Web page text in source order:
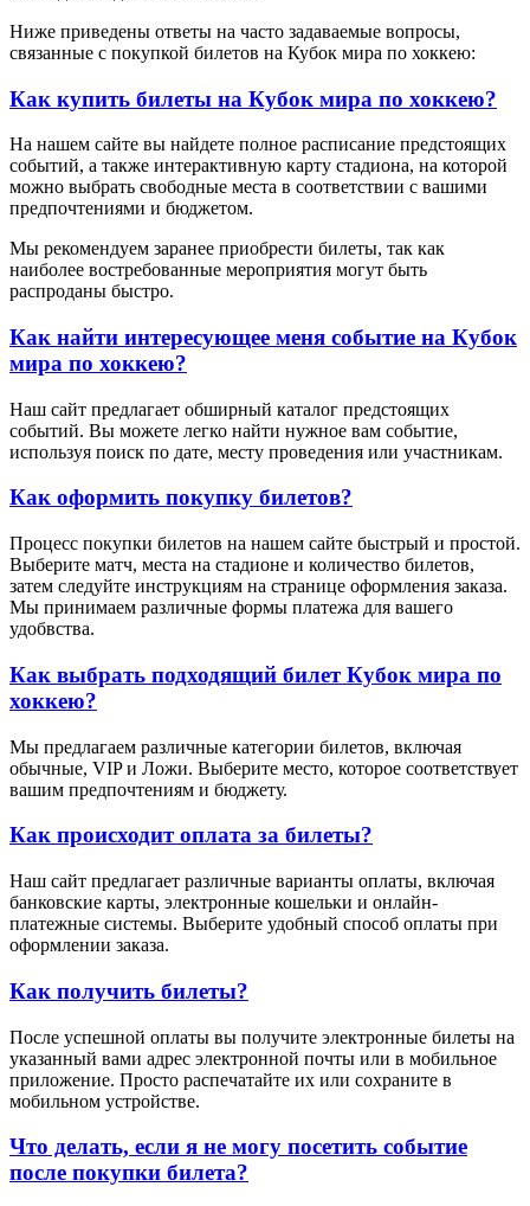
Ниже приведены ответы на часто задаваемые вопросы,
связанные с покупкой билетов на Кубок мира по хоккею:
Как купить билеты на Кубок мира по хоккею?
На нашем сайте вы найдете полное расписание предстоящих
событий, а также интерактивную карту стадиона, на которой
можно выбрать свободные места в соответствии с вашими
предпочтениями и бюджетом.
Мы рекомендуем заранее приобрести билеты, так как
наиболее востребованные мероприятия могут быть
распроданы быстро.
Как найти интересующее меня событие на Кубок
мира по хоккею?
Наш сайт предлагает обширный каталог предстоящих
событий. Вы можете легко найти нужное вам событие,
используя поиск по дате, месту проведения или участникам.
Как оформить покупку билетов?
Процесс покупки билетов на нашем сайте быстрый и простой.
Выберите матч, места на стадионе и количество билетов,
затем следуйте инструкциям на странице оформления заказа.
Мы принимаем различные формы платежа для вашего
удобвства.
Как выбрать подходящий билет Кубок мира по
хоккею?
Мы предлагаем различные категории билетов, включая
обычные, VIP и Ложи. Выберите место, которое соответствует
вашим предпочтениям и бюджету.
Как происходит оплата за билеты?
Наш сайт предлагает различные варианты оплаты, включая
банковские карты, электронные кошельки и онлайн-
платежные системы. Выберите удобный способ оплаты при
оформлении заказа.
Как получить билеты?
После успешной оплаты вы получите электронные билеты на
указанный вами адрес электронной почты или в мобильное
приложение. Просто распечатайте их или сохраните в
мобильном устройстве.
Что делать, если я не могу посетить событие
после покупки билета?